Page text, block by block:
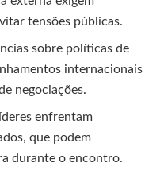
tensões públicas.
sobre políticas de
internacionais
negociações.
enfrentam
que podem
durante o encontro.